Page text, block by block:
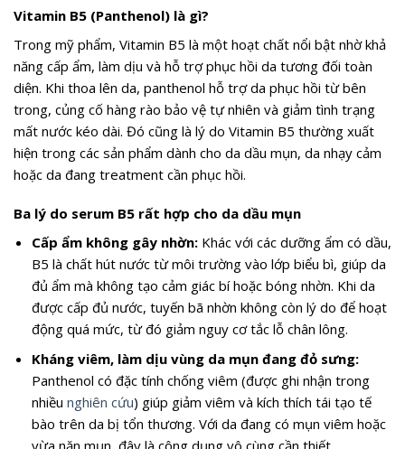
Vitamin B5 (Panthenol) là gì?
Trong mỹ phẩm, Vitamin B5 là một hoạt chất nổi bật nhờ khả
năng cấp ẩm, làm dịu và hỗ trợ phục hồi da tương đối toàn
diện. Khi thoa lên da, panthenol hỗ trợ da phục hồi từ bên
trong, củng cố hàng rào bảo vệ tự nhiên và giảm tình trạng
mất nước kéo dài. Đó cũng là lý do Vitamin B5 thường xuất
hiện trong các sản phẩm dành cho da dầu mụn, da nhạy cảm
hoặc da đang treatment cần phục hồi.
Ba lý do serum B5 rất hợp cho da dầu mụn
Cấp ẩm không gây nhờn:Khác với các dưỡng ẩm có dầu,
B5 là chất hút nước từ môi trường vào lớp biểu bì, giúp da
đủ ẩm mà không tạo cảm giác bí hoặc bóng nhờn. Khi da
được cấp đủ nước, tuyến bã nhờn không còn lý do để hoạt
động quá mức, từ đó giảm nguy cơ tắc lỗ chân lông.
Kháng viêm, làm dịu vùng da mụn đang đỏ sưng:
Panthenol có đặc tính chống viêm (được ghi nhận trong
nhiều nghiên cứu) giúp giảm viêm và kích thích tái tạo tế
bào trên da bị tổn thương. Với da đang có mụn viêm hoặc
vừa nặn mụn, đây là công dụng vô cùng cần thiết.